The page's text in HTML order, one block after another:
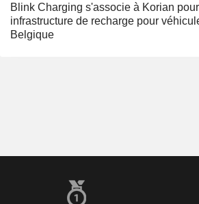
Blink Charging s'associe à Korian
infrastructure de recharge pour
Belgique